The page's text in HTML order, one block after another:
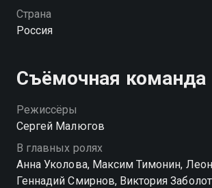
стенки советской панельки
но главная — где затаился
поймать вора.
Страна
Россия
Съёмочная команда
Режиссёры
Сергей Малюгов
В главных ролях
Анна Уколова, Максим Тимонин,
Геннадий Смирнов, Виктория